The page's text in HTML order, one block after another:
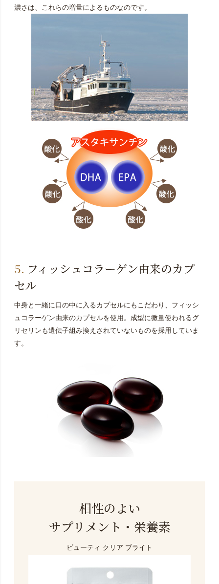
濃さは、これらの増量によるものなのです。
フィッシュコラーゲン由来のカプ
セル
中身と一緒に口の中に入るカプセルにもこだわり、フィッシ
ュコラーゲン由来のカプセルを使用。成型に微量使われるグ
リセリンも遺伝子組み換えされていないものを採用していま
す。
相性のよい
サプリメント・栄養素
ビューティ クリア ブライト